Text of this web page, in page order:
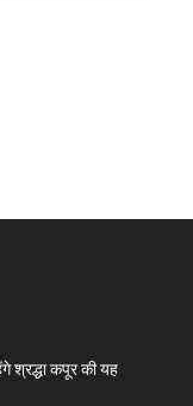
श्रद्धा कपूर की यह